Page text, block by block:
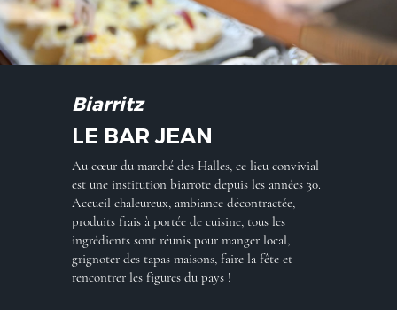
Biarritz
LE BAR JEAN
Au cœur du marché des Halles, ce lieu convivial
est une institution biarrote depuis les années 30.
Accueil chaleureux, ambiance décontractée,
produits frais à portée de cuisine, tous les
ingrédients sont réunis pour manger local,
grignoter des tapas maisons, faire la fête et
rencontrer les figures du pays !